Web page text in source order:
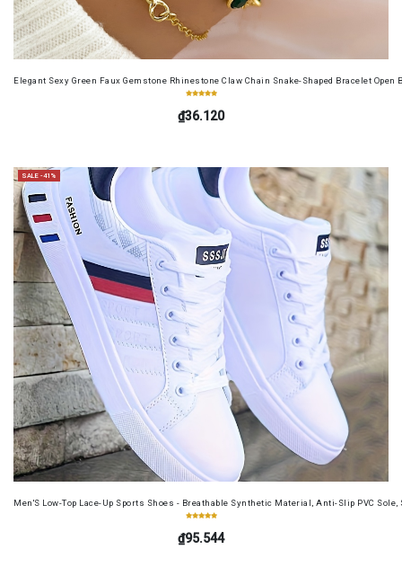
Elegant Sexy Green Faux Gemstone Rhinestone Claw Chain Snake-Shaped Bracelet Open
₫36.120
SALE -41%
Men'S Low-Top Lace-Up Sports Shoes - Breathable Synthetic Material, Anti-Slip PVC
₫95.544